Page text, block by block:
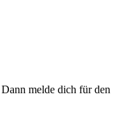
melde dich für den